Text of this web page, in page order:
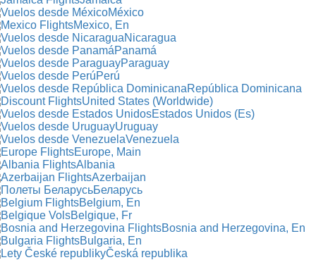
México
Mexico, En
Nicaragua
Panamá
Paraguay
Perú
República Dominicana
United States (Worldwide)
Estados Unidos (Es)
Uruguay
Venezuela
Europe, Main
Albania
Azerbaijan
Беларусь
Belgium, En
Belgique, Fr
Bosnia and Herzegovina, En
Bulgaria, En
Česká republika